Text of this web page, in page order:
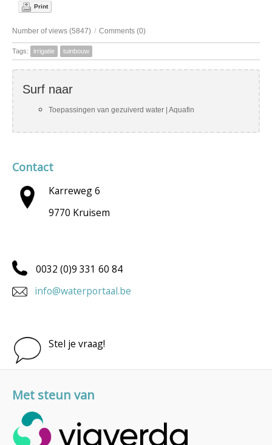
Print
Number of views (5847) / Comments (0)
Tags: irrigatie tuinbouw
Surf naar
Toepassingen van gezuiverd water | Aquafin
Contact
Karreweg 6
9770 Kruisem
0032 (0)9 331 60 84
info@waterportaal.be
Stel je vraag!
Met steun van